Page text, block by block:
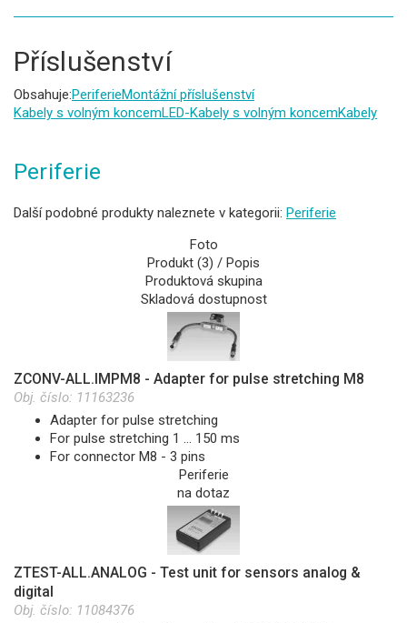
Příslušenství
Obsahuje:PeriferieMontážní příslušenství
Kabely s volným koncemLED-Kabely s volným koncemKabely
Periferie
Další podobné produkty naleznete v kategorii: Periferie
Foto
Produkt (3) / Popis
Produktová skupina
Skladová dostupnost
ZCONV-ALL.IMPM8 - Adapter for pulse stretching M8
Obj. číslo: 11163236
Adapter for pulse stretching
For pulse stretching 1 … 150 ms
For connector M8 - 3 pins
Periferie
na dotaz
ZTEST-ALL.ANALOG - Test unit for sensors analog &
digital
Obj. číslo: 11084376